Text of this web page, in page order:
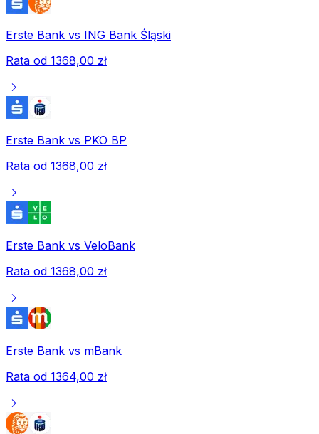
Erste Bank vs ING Bank Śląski
Rata od 1368,00 zł
chevron_right
Erste Bank vs PKO BP
Rata od 1368,00 zł
chevron_right
Erste Bank vs VeloBank
Rata od 1368,00 zł
chevron_right
Erste Bank vs mBank
Rata od 1364,00 zł
chevron_right